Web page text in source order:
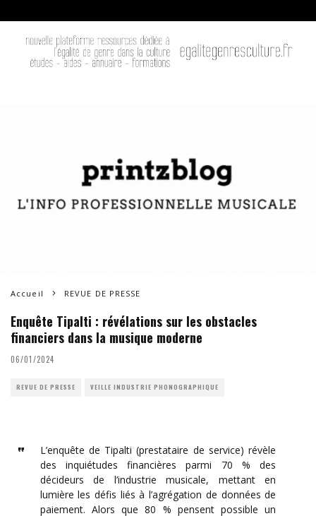
Accueil REVUE DE PRESSE
Enquête Tipalti : révélations sur les obstacles
financiers dans la musique moderne
06/01/2024
REVUE DE PRESSE VEILLE INDUSTRIE PHONOGRAPHIQUE
L’enquête de Tipalti (prestataire de service) révèle
des inquiétudes financières parmi 70 % des
décideurs de l’industrie musicale, mettant en
lumière les défis liés à l’agrégation de données de
paiement. Alors que 80 % pensent possible un